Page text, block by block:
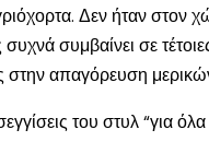
Δεν ήταν
συμβαίνει σε
στην απαγόρευση
του στυλ “για